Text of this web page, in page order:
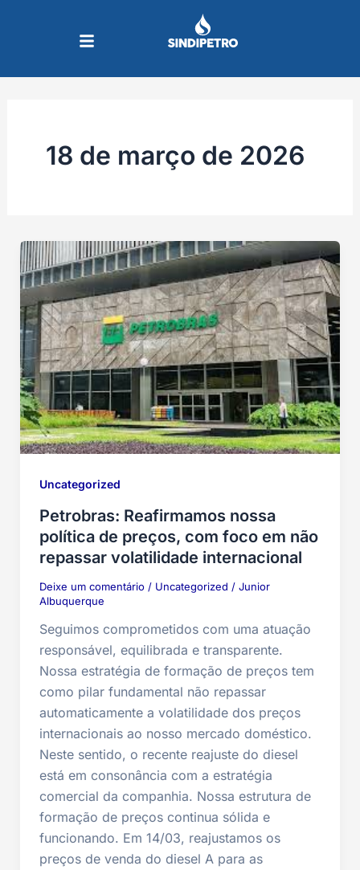
18 de março de 2026
Uncategorized
Petrobras: Reafirmamos nossa
política de preços, com foco em não
repassar volatilidade internacional
Deixe um comentário / Uncategorized / Junior
Albuquerque
Seguimos comprometidos com uma atuação
responsável, equilibrada e transparente.
Nossa estratégia de formação de preços tem
como pilar fundamental não repassar
automaticamente a volatilidade dos preços
internacionais ao nosso mercado doméstico.
Neste sentido, o recente reajuste do diesel
está em consonância com a estratégia
comercial da companhia. Nossa estrutura de
formação de preços continua sólida e
funcionando. Em 14/03, reajustamos os
preços de venda do diesel A para as